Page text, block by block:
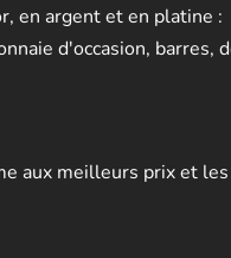
en argent et en platine :
d'occasion, barres,
aux meilleurs prix et les